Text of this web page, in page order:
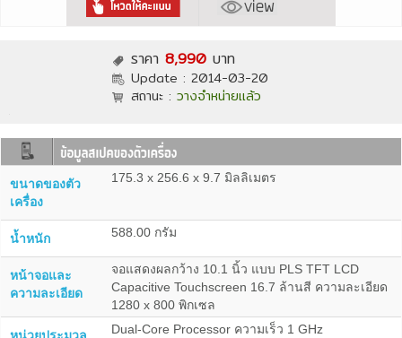
ราคา 8,990 บาท
Update : 2014-03-20
สถานะ : วางจำหน่ายแล้ว
ขนาดของตัว
เครื่อง
175.3 x 256.6 x 9.7 มิลลิเมตร
น้ำหนัก 588.00 กรัม
หน้าจอและ
ความละเอียด
จอแสดงผลกว้าง 10.1 นิ้ว แบบ PLS TFT LCD
Capacitive Touchscreen 16.7 ล้านสี ความละเอียด
1280 x 800 พิกเซล
Dual-Core Processor ความเร็ว 1 GHz